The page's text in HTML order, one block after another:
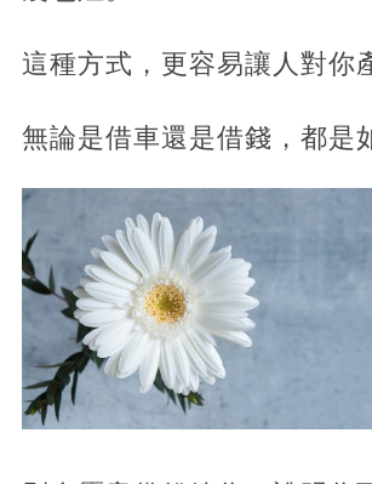
這種方式，更容易讓人對你
無論是借車還是借錢，都是